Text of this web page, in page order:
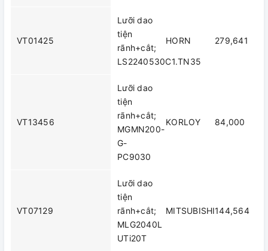
VT01425
Lưỡi dao
tiện
rãnh+cắt;
LS2240530C1.TN35
HORN 279,641
VT13456
Lưỡi dao
tiện
rãnh+cắt;
MGMN200-
G-
PC9030
KORLOY 84,000
VT07129
Lưỡi dao
tiện
rãnh+cắt;
MLG2040L
UTi20T
MITSUBISHI144,564